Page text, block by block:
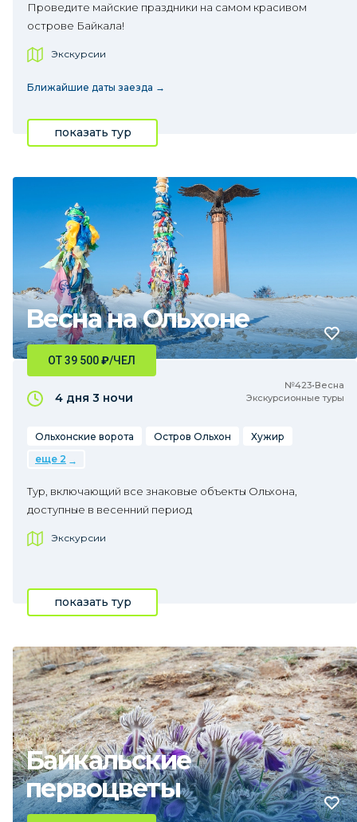
Проведите майские праздники на самом красивом
острове Байкала!
Экскурсии
Ближайшие даты заезда →
показать тур
Весна на Ольхоне
№423•Весна
Экскурсионные туры
ОТ 39 500₽/ЧЕЛ
4 дня 3 ночи
Ольхонские ворота Остров Ольхон
Хужир
еще 2
Тур, включающий все знаковые объекты Ольхона,
доступные в весенний период
Экскурсии
показать тур
Байкальские
первоцветы